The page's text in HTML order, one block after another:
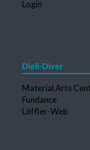
überspringen
Login
Dieli-Diver
Navigation
überspringen
Material Arts
Fundance
Löffler-Web